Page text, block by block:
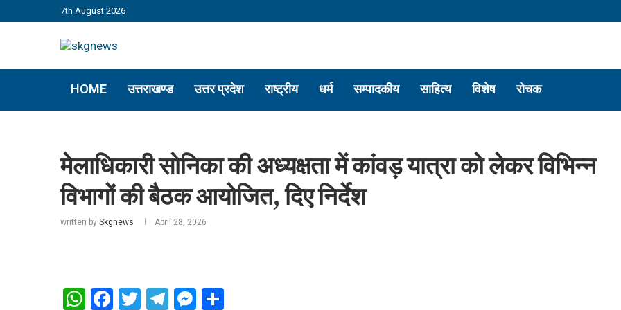
7th August 2026
HOME उत्तराखण्ड उत्तर प्रदेश राष्ट्रीय धर्म सम्पादकीय साहित्य विशेष रोचक
मेलाधिकारी सोनिका की अध्यक्षता में कांवड़ यात्रा को लेकर विभिन्न
विभागों की बैठक आयोजित, दिए निर्देश
written by Skgnews April 28, 2026
WhatsApp
Facebook
Twitter
Telegram
Messenger